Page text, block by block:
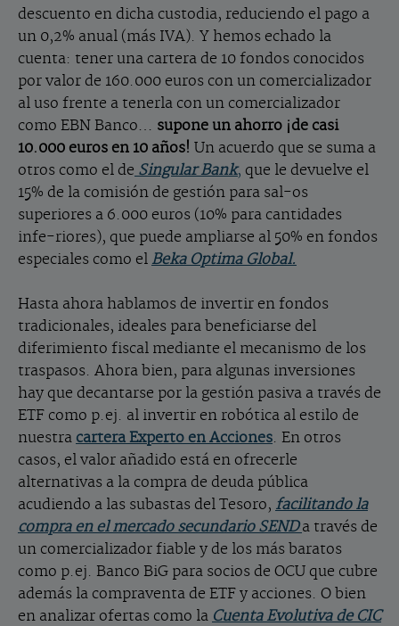
descuento en dicha custodia, reduciendo el pago a
un 0,2% anual (más IVA). Y hemos echado la
cuenta: tener una cartera de 10 fondos conocidos
por valor de 160.000 euros con un comercializador
al uso frente a tenerla con un comercializador
como EBN Banco… supone un ahorro ¡de casi
10.000 euros en 10 años! Un acuerdo que se suma a
otros como el de Singular Bank, que le devuelve el
15% de la comisión de gestión para sal-os
superiores a 6.000 euros (10% para cantidades
infe-riores), que puede ampliarse al 50% en fondos
especiales como el Beka Optima Global.
Hasta ahora hablamos de invertir en fondos
tradicionales, ideales para beneficiarse del
diferimiento fiscal mediante el mecanismo de los
traspasos. Ahora bien, para algunas inversiones
hay que decantarse por la gestión pasiva a través de
ETF como p.ej. al invertir en robótica al estilo de
nuestra cartera Experto en Acciones. En otros
casos, el valor añadido está en ofrecerle
alternativas a la compra de deuda pública
acudiendo a las subastas del Tesoro, facilitando la
compra en el mercado secundario SENDa través de
un comercializador fiable y de los más baratos
como p.ej. Banco BiG para socios de OCU que cubre
además la compraventa de ETF y acciones. O bien
en analizar ofertas como la Cuenta Evolutiva de CIC